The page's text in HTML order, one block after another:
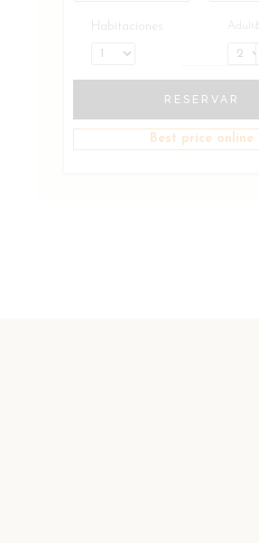
Habitaciones Adultos
RESERVAR
Best price online